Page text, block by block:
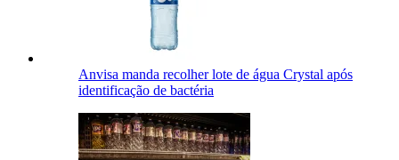
Anvisa manda recolher lote de água Crystal após
identificação de bactéria